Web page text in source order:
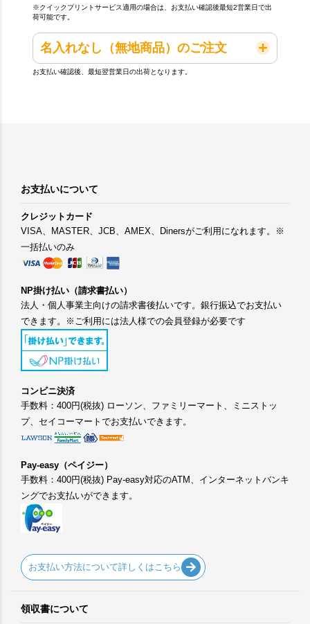
※クイックプリントサービス適用の場合は、お支払い確認後最短2営業日で出
荷可能です。
名入れなし（無地商品）のご注文
お支払い確認後、最短翌営業日の出荷となります。
お支払いについて
クレジットカード
VISA、MASTER、JCB、AMEX、Dinersがご利用になれます。※
一括払いのみ
NP掛け払い（請求書払い）
法人・個人事業主向けの請求書後払いです。銀行振込でお支払い
できます。※ご利用には法人様での会員登録が必要です
コンビニ決済
手数料：400円(税抜) ローソン、ファミリーマート、ミニストッ
プ、セイコーマートでお支払いできます。
Pay-easy（ペイジー）
手数料：400円(税抜) Pay-easy対応のATM、インターネットバンキ
ングでお支払いができます。
お支払い方法について詳しくはこちら
領収書について